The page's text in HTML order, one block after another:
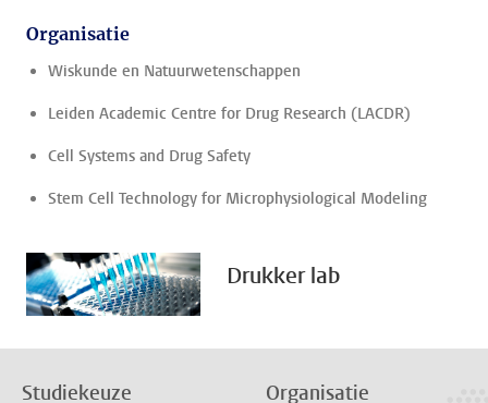
Organisatie
Wiskunde en Natuurwetenschappen
Leiden Academic Centre for Drug Research (LACDR)
Cell Systems and Drug Safety
Stem Cell Technology for Microphysiological Modeling
Drukker lab
Studiekeuze Organisatie